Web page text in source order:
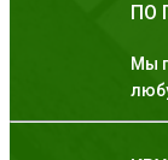
ПО
Мы